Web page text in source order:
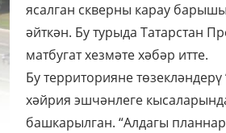
ясалган скверны карау
әйткән. Бу турыда Татарстан
матбугат хезмәте хәбәр итте.
Бу территорияне
хәйрия эшчәнлеге
башкарылган. “Алдагы